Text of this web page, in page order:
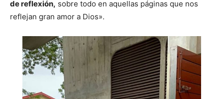
de reflexión, sobre todo en aquellas páginas que nos
reflejan gran amor a Dios».